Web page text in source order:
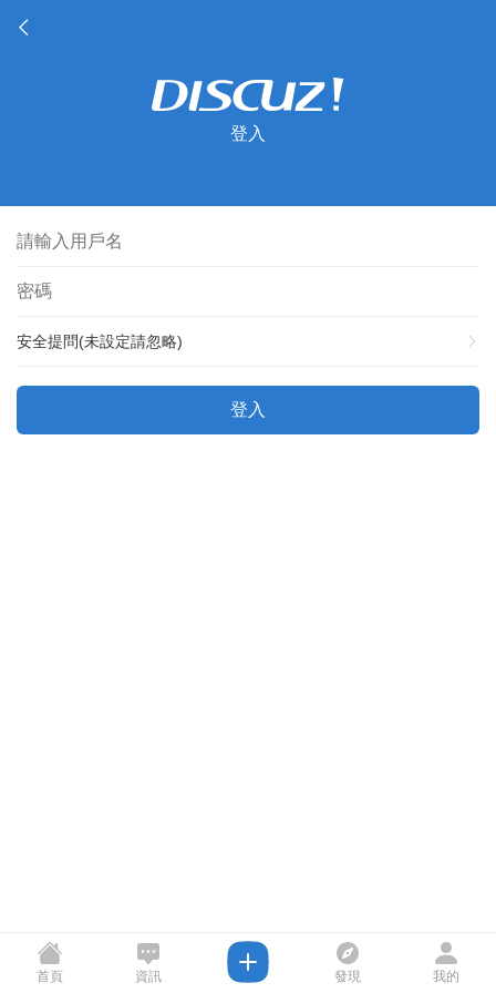
登入
安全提問(未設定請忽略)
登入
首頁 資訊 發現 我的